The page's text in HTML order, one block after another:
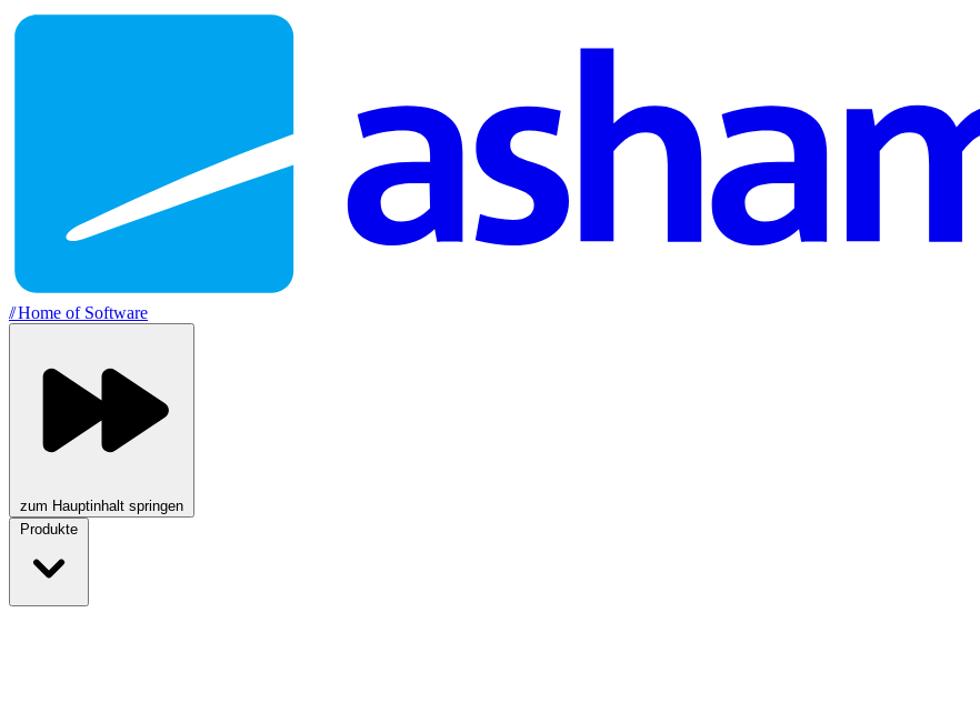
//Home of Software
zum Hauptinhalt springen
Produkte